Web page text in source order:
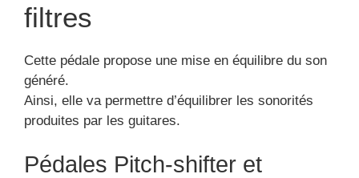
filtres
Cette pédale propose une mise en équilibre du son
généré.
Ainsi, elle va permettre d’équilibrer les sonorités
produites par les guitares.
Pédales Pitch-shifter et